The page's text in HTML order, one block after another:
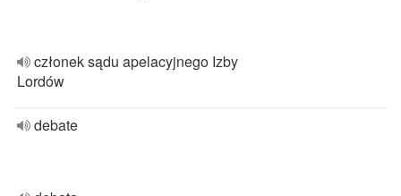
członek sądu apelacyjnego Izby
Lordów
debate